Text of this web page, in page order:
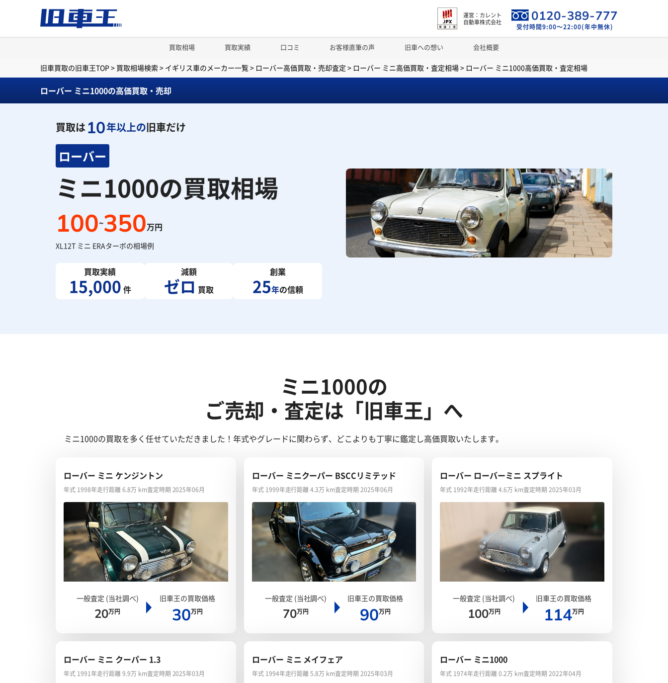
運営：カレント
自動車株式会社
0120-389-777
受付時間9:00～22:00(年中無休)
買取相場 買取実績 口コミ お客様直筆の声 旧車への想い 会社概要
旧車買取の旧車王TOP > 買取相場検索 > イギリス車のメーカー一覧> ローバー高価買取・売却査定 > ローバー ミニ高価買取・査定相場> ローバー ミニ1000高価買取・査定相場
ローバー ミニ1000の高価買取・売却
買取は10年以上の旧車だけ
ローバー
ミニ1000の買取相場
100~350万円
XL12T ミニ ERAターボの相場例
買取実績
15,000 件
減額
ゼロ 買取
創業
25年の信頼
ミニ1000の
ご売却・査定は「旧車王」へ
ミニ1000の買取を多く任せていただきました！年式やグレードに関わらず、どこよりも丁寧に鑑定し高価買取いたします。
ローバー ミニ ケンジントン
年式 1998年走行距離 6.8万 km査定時期 2025年06月
一般査定 (当社調べ)
20万円
旧車王の買取価格
30万円
ローバー ミニクーパー BSCCリミテッド
年式 1999年走行距離 4.3万 km査定時期 2025年06月
一般査定 (当社調べ)
70万円
旧車王の買取価格
90万円
ローバー ローバーミニ スプライト
年式 1992年走行距離 4.6万 km査定時期 2025年03月
一般査定 (当社調べ)
100万円
旧車王の買取価格
114万円
ローバー ミニ クーパー 1.3
年式 1991年走行距離 9.9万 km査定時期 2025年03月
ローバー ミニ メイフェア
年式 1994年走行距離 5.8万 km査定時期 2025年03月
ローバー ミニ1000
年式 1974年走行距離 0.2万 km査定時期 2022年04月